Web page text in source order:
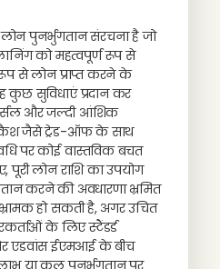
पुनर्भुगतान संरचना है जो
को महत्वपूर्ण रूप से
से लोन प्राप्त करने के
कुछ सुविधाएं प्रदान कर
और जल्दी आंशिक
जैसे ट्रेड-ऑफ के साथ
पर कोई वास्तविक बचत
पूरी लोन राशि का उपयोग
करने की अवधारणा भ्रमित
हो सकती है, अगर उचित
के लिए स्टैंडर्ड
एडवांस ईएमआई के बीच
या कुल पुनर्भुगतान पर